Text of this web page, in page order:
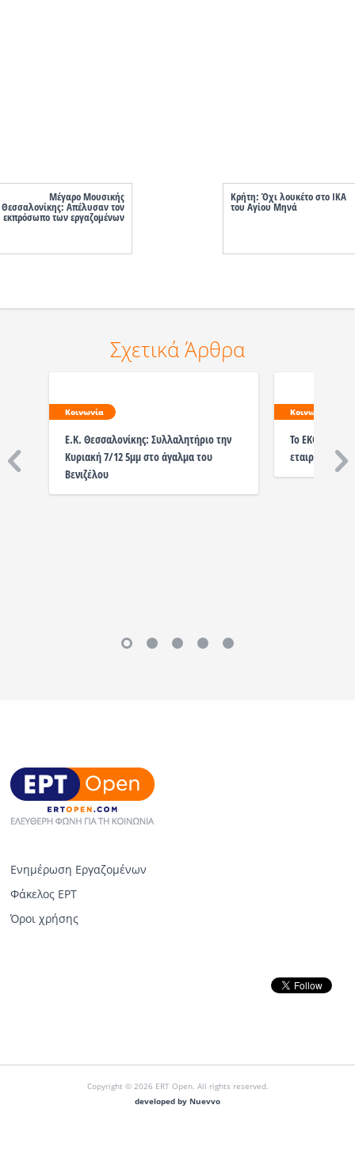
Μέγαρο Μουσικής
Θεσσαλονίκης: Απέλυσαν τον
εκπρόσωπο των εργαζομένων
Κρήτη: Όχι λουκέτο στο ΙΚΑ
του Αγίου Μηνά
Σχετικά Άρθρα
Κοινωνία
Ε.Κ. Θεσσαλονίκης: Συλλαλητήριο την
Κυριακή 7/12 5μμ στο άγαλμα του
Βενιζέλου
Κοινωνία
Το ΕΚΘ
εταιρείες
Ενημέρωση Εργαζομένων
Φάκελος ΕΡΤ
Όροι χρήσης
Copyright © 2026 ERT Open. All rights reserved.
developed by Nuevvo